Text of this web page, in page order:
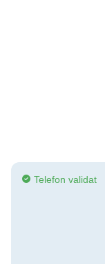
Telefon validat